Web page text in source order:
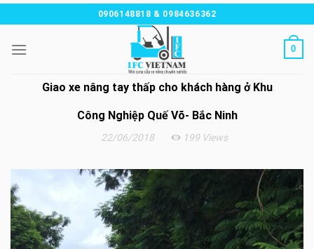
Chuyển
đến
nội
0906148818 & 0984636362
0
22/06/2018 199 Views
Giao xe nâng tay thấp cho khách hàng ở Khu
Công Nghiệp Quế Võ- Bắc Ninh